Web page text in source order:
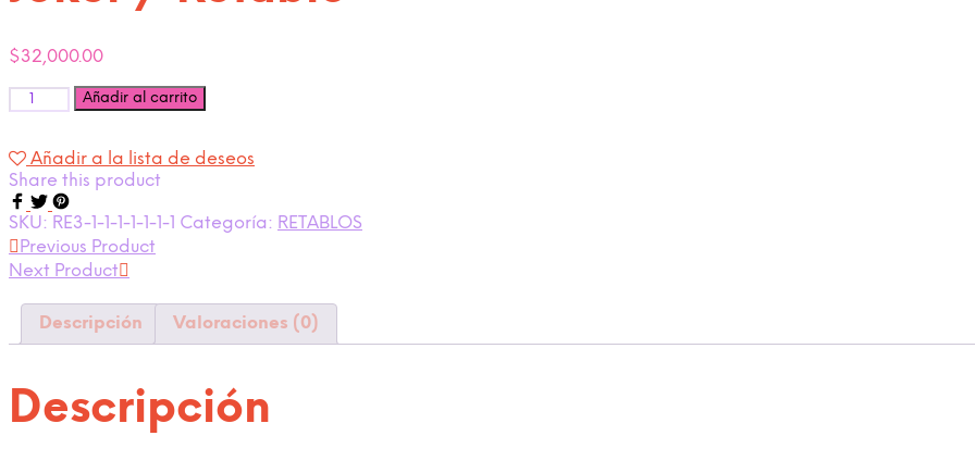
$32,000.00
CantidadAñadir al carrito
Añadir a la lista de deseos
Share this product
SKU: RE3-1-1-1-1-1-1-1 Categoría: RETABLOS
Previous Product
Next Product
Descripción Valoraciones (0)
Descripción